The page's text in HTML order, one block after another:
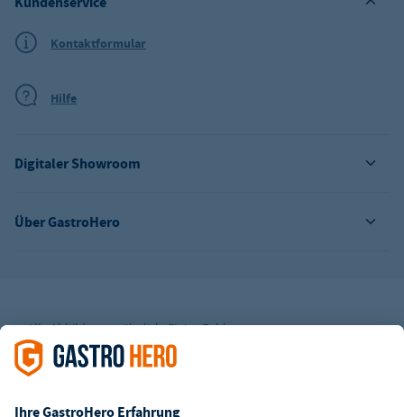
Über GastroHero
Digitaler Showroom
Kontaktformular
Hilfe
Alle Abbildungen ähnlich. Einige Zahlungsarten
könnenZusatzkostenverursachen.
² Unverbindl. Preisempfehlung des Herstellers
i.H.v. 7,90€ (zzgl. Mwst.)